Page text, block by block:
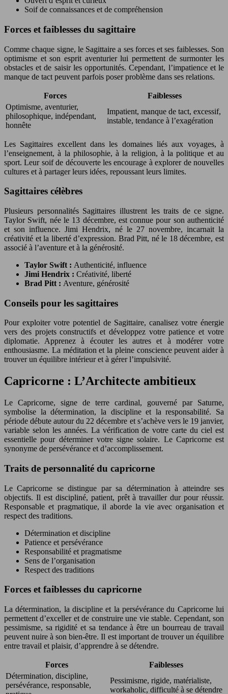
Soif de connaissances et de compréhension
Forces et faiblesses du sagittaire
Comme chaque signe, le Sagittaire a ses forces et ses faiblesses. Son
optimisme et son esprit aventurier lui permettent de surmonter les
obstacles et de saisir les opportunités. Cependant, l’impatience et le
manque de tact peuvent parfois poser problème dans ses relations.
Forces
Faiblesses
Optimisme, aventurier,
philosophique, indépendant,
honnête
Impatient, manque de tact, excessif,
instable, tendance à l’exagération
Les Sagittaires excellent dans les domaines liés aux voyages, à
l’enseignement, à la philosophie, à la religion, à la politique et au
sport. Leur soif de découverte les encourage à explorer de nouvelles
cultures et à partager leurs idées, repoussant leurs limites.
Sagittaires célèbres
Plusieurs personnalités Sagittaires illustrent les traits de ce signe.
Taylor Swift, née le 13 décembre, est connue pour son authenticité
et son influence. Jimi Hendrix, né le 27 novembre, incarnait la
créativité et la liberté d’expression. Brad Pitt, né le 18 décembre, est
associé à l’aventure et à la générosité.
Taylor Swift : Authenticité, influence
Jimi Hendrix : Créativité, liberté
Brad Pitt : Aventure, générosité
Conseils pour les sagittaires
Pour exploiter votre potentiel de Sagittaire, canalisez votre énergie
vers des projets constructifs et développez votre patience et votre
diplomatie. Apprenez à écouter les autres et à modérer votre
enthousiasme. La méditation et la pleine conscience peuvent aider à
trouver un équilibre intérieur et à gérer l’impulsivité.
Capricorne : L’Architecte ambitieux
Le Capricorne, signe de terre cardinal, gouverné par Saturne,
symbolise la détermination, la discipline et la responsabilité. Sa
période débute autour du 22 décembre et s’achève vers le 19 janvier,
variable selon les années. La vérification de votre carte du ciel est
essentielle pour déterminer votre signe solaire. Le Capricorne est
synonyme de persévérance et d’accomplissement.
Traits de personnalité du capricorne
Le Capricorne se distingue par sa détermination à atteindre ses
objectifs. Il est discipliné, patient, prêt à travailler dur pour réussir.
Responsable et pragmatique, il aborde la vie avec organisation et
respect des traditions.
Détermination et discipline
Patience et persévérance
Responsabilité et pragmatisme
Sens de l’organisation
Respect des traditions
Forces et faiblesses du capricorne
La détermination, la discipline et la persévérance du Capricorne lui
permettent d’exceller et de construire une vie stable. Cependant, son
pessimisme, sa rigidité et sa tendance à être un bourreau de travail
peuvent nuire à son bien-être. Il est important de trouver un équilibre
entre travail et plaisir, d’apprendre à se détendre.
Forces
Faiblesses
Détermination, discipline,
persévérance, responsable,
Pessimisme, rigide, matérialiste,
workaholic, difficulté à se détendre